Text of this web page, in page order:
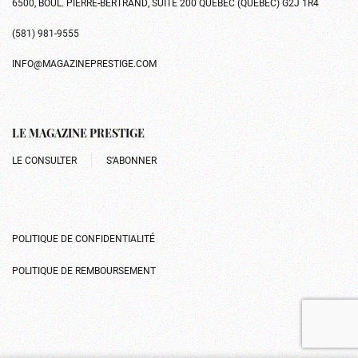
(581) 981-9555
INFO@MAGAZINEPRESTIGE.COM
LE MAGAZINE PRESTIGE
LE CONSULTER S’ABONNER
POLITIQUE DE CONFIDENTIALITÉ
POLITIQUE DE REMBOURSEMENT